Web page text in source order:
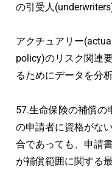
の引受人
アクチュアリー
policy)のリスク関連
るためにデータを分
57.生命保険の補償の
の申請者に資格がな
合であっても、申請
が補償範囲に関する